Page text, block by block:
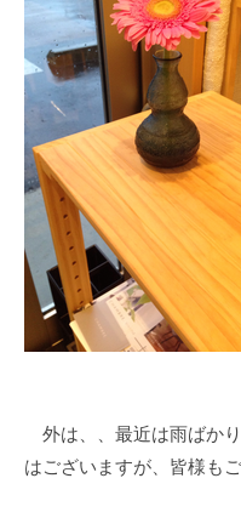
外は、、最近は雨ばか
はございますが、皆様も